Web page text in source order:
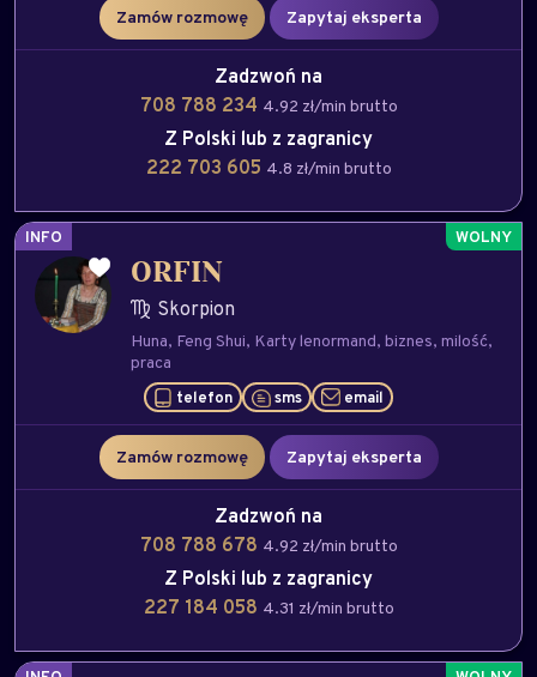
Zamów rozmowę Zapytaj eksperta
Zadzwoń na
708 788 234 4.92 zł/min brutto
Z Polski lub z zagranicy
222 703 605 4.8 zł/min brutto
INFO
ORFIN
Skorpion
Huna Feng Shui Karty lenormand biznes milość
praca
telefon sms email
Zamów rozmowę Zapytaj eksperta
Zadzwoń na
708 788 678 4.92 zł/min brutto
Z Polski lub z zagranicy
227 184 058 4.31 zł/min brutto